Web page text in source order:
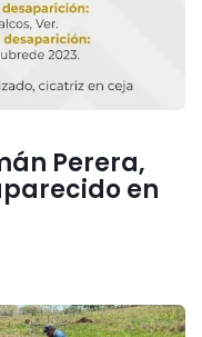
Perera,
en